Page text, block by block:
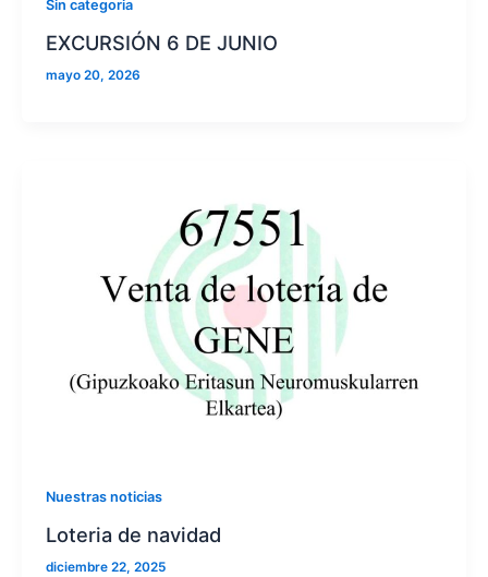
Sin categoria
EXCURSIÓN 6 DE JUNIO
mayo 20, 2026
Nuestras noticias
Loteria de navidad
diciembre 22, 2025